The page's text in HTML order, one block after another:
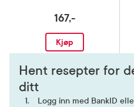
167,-
Kjøp
Hent resepter for
ditt
Logg inn med BankID